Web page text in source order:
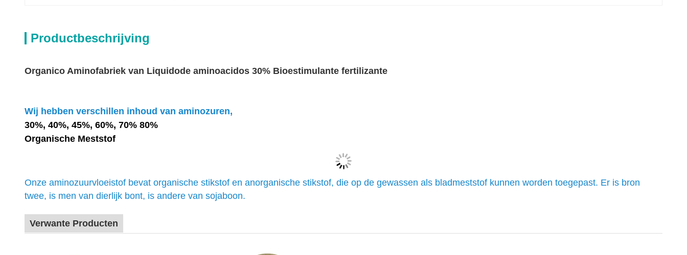
Productbeschrijving
Organico Aminofabriek van Liquidode aminoacidos 30% Bioestimulante fertilizante
Wij hebben verschillen inhoud van aminozuren,
30%, 40%, 45%, 60%, 70% 80%
Organische Meststof
Onze aminozuurvloeistof bevat organische stikstof en anorganische stikstof, die op de gewassen als bladmeststof kunnen worden toegepast. Er is bron
twee, is men van dierlijk bont, is andere van sojaboon.
Verwante Producten